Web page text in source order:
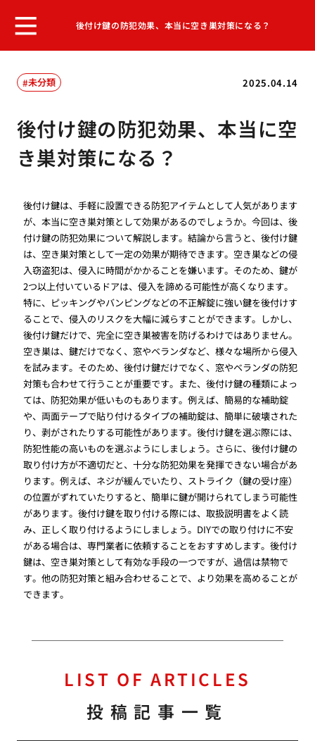
後付け鍵の防犯効果、本当に空き巣対策になる？
2025.04.14
未分類
後付け鍵の防犯効果、本当に空
き巣対策になる？
後付け鍵は、手軽に設置できる防犯アイテムとして人気があります
が、本当に空き巣対策として効果があるのでしょうか。今回は、後
付け鍵の防犯効果について解説します。結論から言うと、後付け鍵
は、空き巣対策として一定の効果が期待できます。空き巣などの侵
入窃盗犯は、侵入に時間がかかることを嫌います。そのため、鍵が
2つ以上付いているドアは、侵入を諦める可能性が高くなります。
特に、ピッキングやバンピングなどの不正解錠に強い鍵を後付けす
ることで、侵入のリスクを大幅に減らすことができます。しかし、
後付け鍵だけで、完全に空き巣被害を防げるわけではありません。
空き巣は、鍵だけでなく、窓やベランダなど、様々な場所から侵入
を試みます。そのため、後付け鍵だけでなく、窓やベランダの防犯
対策も合わせて行うことが重要です。また、後付け鍵の種類によっ
ては、防犯効果が低いものもあります。例えば、簡易的な補助錠
や、両面テープで貼り付けるタイプの補助錠は、簡単に破壊された
り、剥がされたりする可能性があります。後付け鍵を選ぶ際には、
防犯性能の高いものを選ぶようにしましょう。さらに、後付け鍵の
取り付け方が不適切だと、十分な防犯効果を発揮できない場合があ
ります。例えば、ネジが緩んでいたり、ストライク（鍵の受け座）
の位置がずれていたりすると、簡単に鍵が開けられてしまう可能性
があります。後付け鍵を取り付ける際には、取扱説明書をよく読
み、正しく取り付けるようにしましょう。DIYでの取り付けに不安
がある場合は、専門業者に依頼することをおすすめします。後付け
鍵は、空き巣対策として有効な手段の一つですが、過信は禁物で
す。他の防犯対策と組み合わせることで、より効果を高めることが
できます。
LIST OF ARTICLES
投稿記事一覧